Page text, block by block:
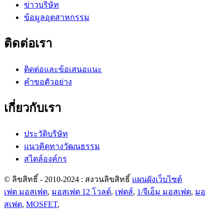
ข่าวบริษัท
ข้อมูลอุตสาหกรรม
ติดต่อเรา
ติดต่อและข้อเสนอแนะ
คำขอตัวอย่าง
เกี่ยวกับเรา
ประวัติบริษัท
แนวคิดทางวัฒนธรรม
สไตล์องค์กร
© ลิขสิทธิ์ - 2010-2024 : สงวนลิขสิทธิ์ แผนผังเว็บไซต์
เฟต มอสเฟต, มอสเฟต 12 โวลต์, เฟตส์, 1/จีเอ็ม มอสเฟต, มอ
สเฟต, MOSFET,